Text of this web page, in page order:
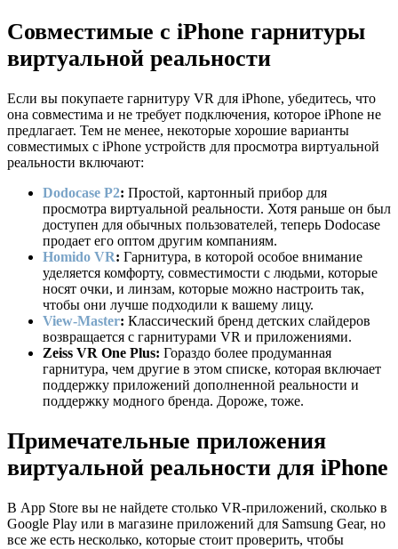
Совместимые с iPhone гарнитуры
виртуальной реальности
Если вы покупаете гарнитуру VR для iPhone, убедитесь, что
она совместима и не требует подключения, которое iPhone не
предлагает. Тем не менее, некоторые хорошие варианты
совместимых с iPhone устройств для просмотра виртуальной
реальности включают:
Dodocase P2: Простой, картонный прибор для
просмотра виртуальной реальности. Хотя раньше он был
доступен для обычных пользователей, теперь Dodocase
продает его оптом другим компаниям.
Homido VR: Гарнитура, в которой особое внимание
уделяется комфорту, совместимости с людьми, которые
носят очки, и линзам, которые можно настроить так,
чтобы они лучше подходили к вашему лицу.
View-Master: Классический бренд детских слайдеров
возвращается с гарнитурами VR и приложениями.
Zeiss VR One Plus: Гораздо более продуманная
гарнитура, чем другие в этом списке, которая включает
поддержку приложений дополненной реальности и
поддержку модного бренда. Дороже, тоже.
Примечательные приложения
виртуальной реальности для iPhone
В App Store вы не найдете столько VR-приложений, сколько в
Google Play или в магазине приложений для Samsung Gear, но
все же есть несколько, которые стоит проверить, чтобы